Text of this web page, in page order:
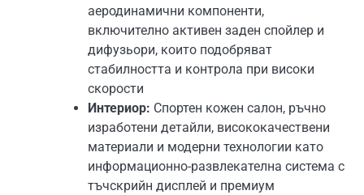
аеродинамични компоненти,
включително активен заден спойлер и
дифузьори, които подобряват
стабилността и контрола при високи
скорости
Интериор: Спортен кожен салон, ръчно
изработени детайли, висококачествени
материали и модерни технологии като
информационно-развлекателна система с
тъчскрийн дисплей и премиум